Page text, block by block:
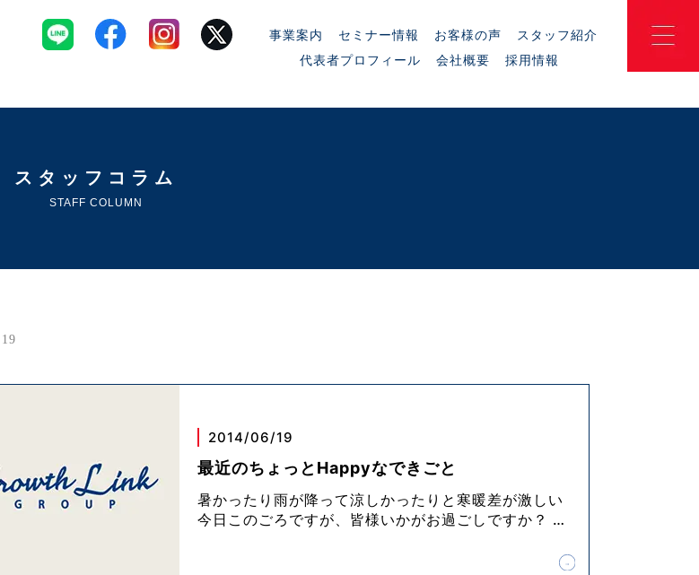
事業案内 セミナー情報 お客様の声
スタッフ紹介
代表者プロフィール
会社概要 採用情報
スタッフコラム
STAFF COLUMN
2014/06/19
最近のちょっとHappyなできごと
暑かったり雨が降って涼しかったりと寒暖差が激しい
今日このごろですが、皆様いかがお過ごしですか？ …